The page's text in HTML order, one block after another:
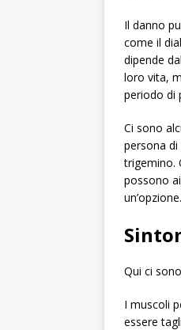
Il danno
come il
dipende
loro vita,
periodo di
Ci sono
persona
trigemino.
possono
un’opzione.
Qui ci
I muscoli
essere